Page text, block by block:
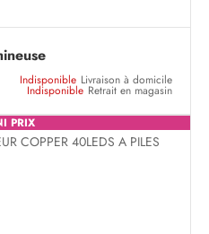
Indisponible Livraison à domicile
Indisponible Retrait en magasin
PRIX